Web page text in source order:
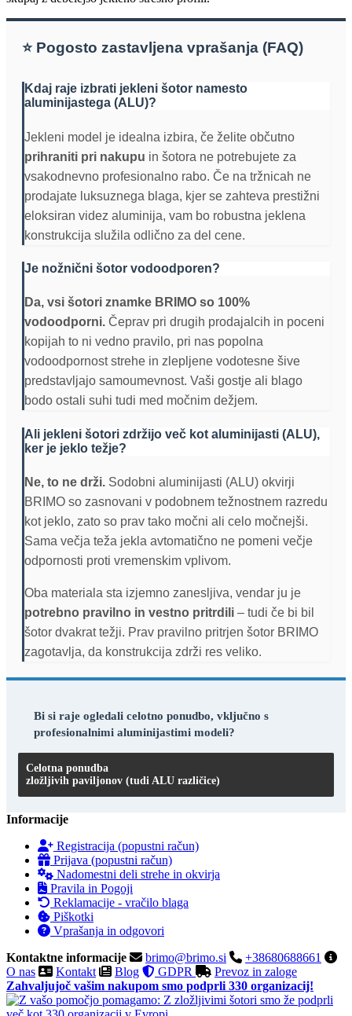
⭐ Pogosto zastavljena vprašanja (FAQ)
Kdaj raje izbrati jekleni šotor namesto
aluminijastega (ALU)?
Jekleni model je idealna izbira, če želite občutno
prihraniti pri nakupu in šotora ne potrebujete za
vsakodnevno profesionalno rabo. Če na tržnicah ne
prodajate luksuznega blaga, kjer se zahteva prestižni
eloksiran videz aluminija, vam bo robustna jeklena
konstrukcija služila odlično za del cene.
Je nožnični šotor vodoodporen?
Da, vsi šotori znamke BRIMO so 100%
vodoodporni. Čeprav pri drugih prodajalcih in poceni
kopijah to ni vedno pravilo, pri nas popolna
vodoodpornost strehe in zlepljene vodotesne šive
predstavljajo samoumevnost. Vaši gostje ali blago
bodo ostali suhi tudi med močnim dežjem.
Ali jekleni šotori zdržijo več kot aluminijasti (ALU),
ker je jeklo težje?
Ne, to ne drži. Sodobni aluminijasti (ALU) okvirji
BRIMO so zasnovani v podobnem težnostnem razredu
kot jeklo, zato so prav tako močni ali celo močnejši.
Sama večja teža jekla avtomatično ne pomeni večje
odpornosti proti vremenskim vplivom.
Oba materiala sta izjemno zanesljiva, vendar ju je
potrebno pravilno in vestno pritrdili – tudi če bi bil
šotor dvakrat težji. Prav pravilno pritrjen šotor BRIMO
zagotavlja, da konstrukcija zdrži res veliko.
Bi si raje ogledali celotno ponudbo, vključno s
profesionalnimi aluminijastimi modeli?
Celotna ponudba
zložljivih paviljonov (tudi ALU različice)
Informacije
Registracija (popustni račun)
Prijava (popustni račun)
Nadomestni deli strehe in okvirja
Pravila in Pogoji
Reklamacije - vračilo blaga
Piškotki
Vprašanja in odgovori
Kontaktne informacije
brimo@brimo.si
+38680688661
O nas
Kontakt Blog GDPR
Prevoz in zaloge
Zahvaljujoč vašim nakupom smo podprli 330 organizacij!